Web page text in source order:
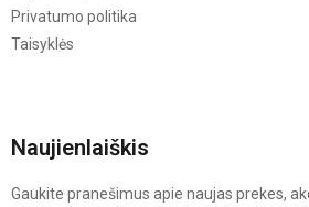
Privatumo politika
Taisyklės
Naujienlaiškis
Gaukite pranešimus apie naujas prekes,